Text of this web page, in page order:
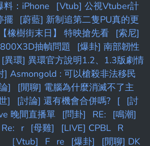
料：iPhone
[Vtub] 公視Vtuber計
擺
[蔚藍] 新制追第二隻PU真的更
橡樹街末日】 特映搶先看
[索尼]
抽幀問題
[爆卦] 南部韌性
[異環] 異環官方說明1.2、1.3版劇情
] Asmongold : 可以槍殺非法移民
]
[閒聊] 電腦為什麼消滅不了主
] [討論] 還有機會合併嗎? [
[討
晚間直播單
[問卦] RE:
[鳴潮]
Re: r [母雞] [LIVE] CPBL R
［Vtub] F re [爆卦]
[閒聊] DK